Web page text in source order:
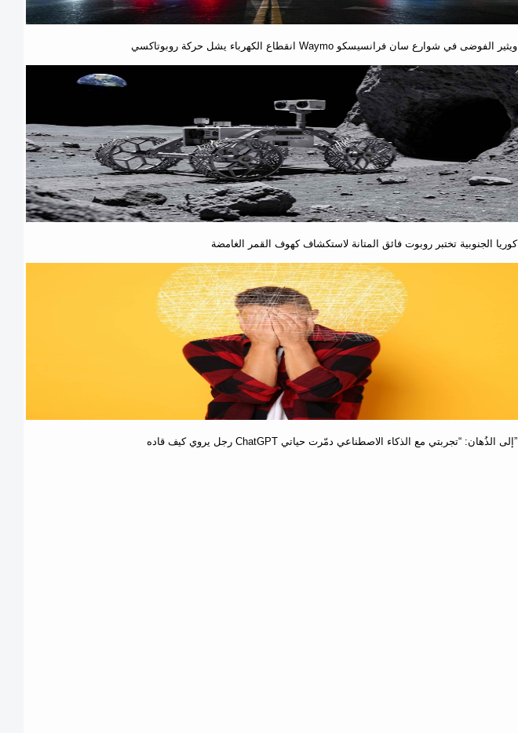
انقطاع الكهرباء يشل حركة روبوتاكسي Waymo ويثير الفوضى في شوارع سان فرانسيسكو
كوريا الجنوبية تختبر روبوت فائق المتانة لاستكشاف كهوف القمر الغامضة
رجل يروي كيف قاده ChatGPT إلى الذُهان: “تجربتي مع الذكاء الاصطناعي دمّرت حياتي”